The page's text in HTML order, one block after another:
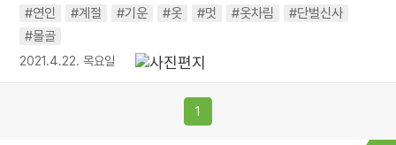
#연인 #계절 #기운 #옷 #멋 #옷차림
#단벌신사
#몰골
2021.4.22. 목요일
1